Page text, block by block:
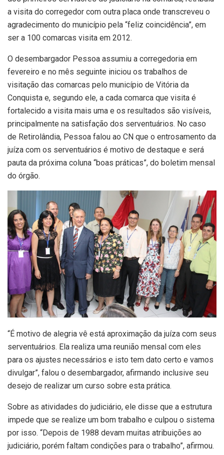
a visita do corregedor com outra placa onde transcreveu o
agradecimento do município pela “feliz coincidência”, em
ser a 100 comarcas visita em 2012.
O desembargador Pessoa assumiu a corregedoria em
fevereiro e no mês seguinte iniciou os trabalhos de
visitação das comarcas pelo município de Vitória da
Conquista e, segundo ele, a cada comarca que visita é
fortalecido a visita mais uma e os resultados são visíveis,
principalmente na satisfação dos serventuários. No caso
de Retirolândia, Pessoa falou ao CN que o entrosamento da
juíza com os serventuários é motivo de destaque e será
pauta da próxima coluna “boas práticas”, do boletim mensal
do órgão.
“É motivo de alegria vê está aproximação da juíza com seus
serventuários. Ela realiza uma reunião mensal com eles
para os ajustes necessários e isto tem dato certo e vamos
divulgar”, falou o desembargador, afirmando inclusive seu
desejo de realizar um curso sobre esta prática.
Sobre as atividades do judiciário, ele disse que a estrutura
impede que se realize um bom trabalho e culpou o sistema
por isso. “Depois de 1988 devam muitas atribuições ao
judiciário, porém faltam condições para o trabalho”, afirmou.